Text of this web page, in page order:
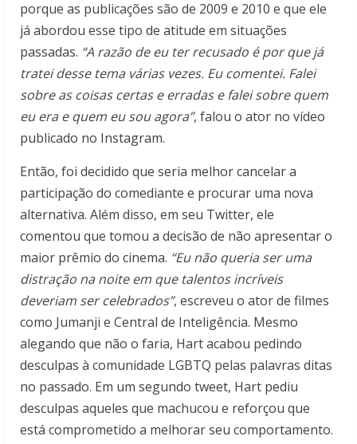
porque as publicações são de 2009 e 2010 e que ele
já abordou esse tipo de atitude em situações
passadas. “A razão de eu ter recusado é por que já
tratei desse tema várias vezes. Eu comentei. Falei
sobre as coisas certas e erradas e falei sobre quem
eu era e quem eu sou agora”, falou o ator no vídeo
publicado no Instagram.
Então, foi decidido que seria melhor cancelar a
participação do comediante e procurar uma nova
alternativa. Além disso, em seu Twitter, ele
comentou que tomou a decisão de não apresentar o
maior prêmio do cinema. “Eu não queria ser uma
distração na noite em que talentos incríveis
deveriam ser celebrados”, escreveu o ator de filmes
como Jumanji e Central de Inteligência. Mesmo
alegando que não o faria, Hart acabou pedindo
desculpas à comunidade LGBTQ pelas palavras ditas
no passado. Em um segundo tweet, Hart pediu
desculpas aqueles que machucou e reforçou que
está comprometido a melhorar seu comportamento.